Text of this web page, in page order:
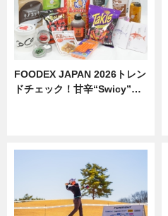
FOODEX JAPAN 2026トレン
ドチェック！甘辛“Swicy”…